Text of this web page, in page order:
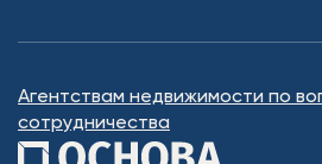
Агентствам недвижимости по
сотрудничества